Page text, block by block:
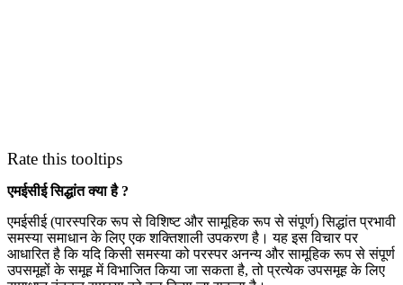
Rate this tooltips
एमईसीई सिद्धांत क्या है ?
एमईसीई (पारस्परिक रूप से विशिष्ट और सामूहिक रूप से संपूर्ण) सिद्धांत प्रभावी
समस्या समाधान के लिए एक शक्तिशाली उपकरण है। यह इस विचार पर
आधारित है कि यदि किसी समस्या को परस्पर अनन्य और सामूहिक रूप से संपूर्ण
उपसमूहों के समूह में विभाजित किया जा सकता है, तो प्रत्येक उपसमूह के लिए